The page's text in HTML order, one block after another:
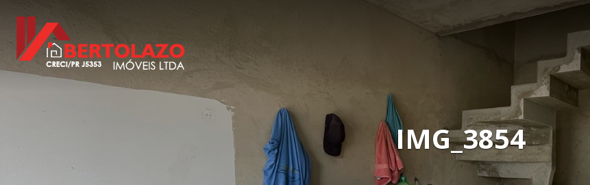
IMG_3854